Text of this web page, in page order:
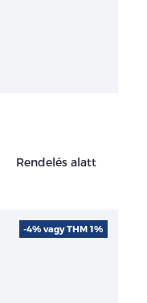
Rendelés alatt
-4% vagy THM 1%